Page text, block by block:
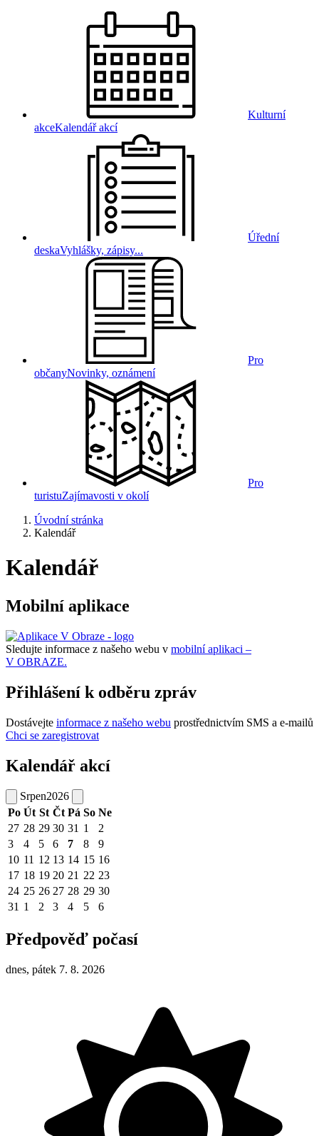
Kulturní
akceKalendář akcí
Úřední
deskaVyhlášky, zápisy...
Pro
občanyNovinky, oznámení
Pro
turistuZajímavosti v okolí
Úvodní stránka
Kalendář
Kalendář
Mobilní aplikace
Sledujte informace z našeho webu v mobilní aplikaci –
V OBRAZE.
Přihlášení k odběru zpráv
Dostávejte informace z našeho webu prostřednictvím SMS a e-mailů
Chci se zaregistrovat
Kalendář akcí
Srpen2026
Po Út St Čt Pá So Ne
27 28 29 30 31 1
2
3
4 5 6 7 8
9
10 11 12 13 14 15 16
17 18 19 20 21 22 23
24 25 26 27 28 29 30
31 1 2 3 4 5 6
Předpověď počasí
dnes, pátek 7. 8. 2026